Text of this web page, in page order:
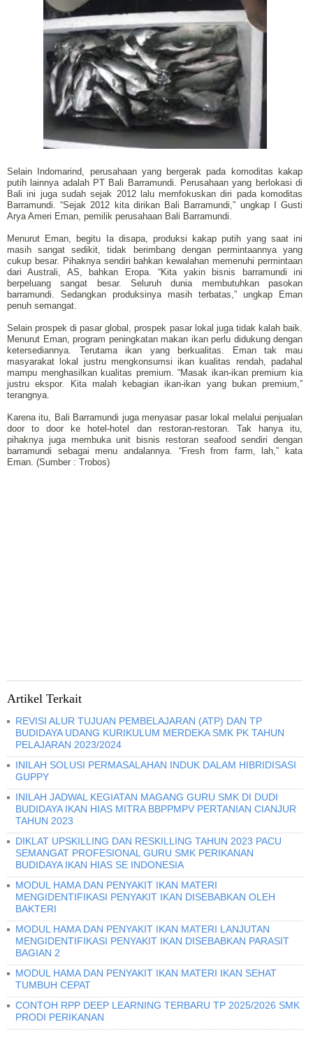
Selain Indomarind, perusahaan yang bergerak pada komoditas kakap
putih lainnya adalah PT Bali Barramundi. Perusahaan yang berlokasi di
Bali ini juga sudah sejak 2012 lalu memfokuskan diri pada komoditas
Barramundi. “Sejak 2012 kita dirikan Bali Barramundi,” ungkap I Gusti
Arya Ameri Eman, pemilik perusahaan Bali Barramundi.
Menurut Eman, begitu Ia disapa, produksi kakap putih yang saat ini
masih sangat sedikit, tidak berimbang dengan permintaannya yang
cukup besar. Pihaknya sendiri bahkan kewalahan memenuhi permintaan
dari Australi, AS, bahkan Eropa. “Kita yakin bisnis barramundi ini
berpeluang sangat besar. Seluruh dunia membutuhkan pasokan
barramundi. Sedangkan produksinya masih terbatas,” ungkap Eman
penuh semangat.
Selain prospek di pasar global, prospek pasar lokal juga tidak kalah baik.
Menurut Eman, program peningkatan makan ikan perlu didukung dengan
ketersediannya. Terutama ikan yang berkualitas. Eman tak mau
masyarakat lokal justru mengkonsumsi ikan kualitas rendah, padahal
mampu menghasilkan kualitas premium. “Masak ikan-ikan premium kia
justru ekspor. Kita malah kebagian ikan-ikan yang bukan premium,”
terangnya.
Karena itu, Bali Barramundi juga menyasar pasar lokal melalui penjualan
door to door ke hotel-hotel dan restoran-restoran. Tak hanya itu,
pihaknya juga membuka unit bisnis restoran seafood sendiri dengan
barramundi sebagai menu andalannya. “Fresh from farm, lah,” kata
Eman. (Sumber : Trobos)
Artikel Terkait
REVISI ALUR TUJUAN PEMBELAJARAN (ATP) DAN TP
BUDIDAYA UDANG KURIKULUM MERDEKA SMK PK TAHUN
PELAJARAN 2023/2024
INILAH SOLUSI PERMASALAHAN INDUK DALAM HIBRIDISASI
GUPPY
INILAH JADWAL KEGIATAN MAGANG GURU SMK DI DUDI
BUDIDAYA IKAN HIAS MITRA BBPPMPV PERTANIAN CIANJUR
TAHUN 2023
DIKLAT UPSKILLING DAN RESKILLING TAHUN 2023 PACU
SEMANGAT PROFESIONAL GURU SMK PERIKANAN
BUDIDAYA IKAN HIAS SE INDONESIA
MODUL HAMA DAN PENYAKIT IKAN MATERI
MENGIDENTIFIKASI PENYAKIT IKAN DISEBABKAN OLEH
BAKTERI
MODUL HAMA DAN PENYAKIT IKAN MATERI LANJUTAN
MENGIDENTIFIKASI PENYAKIT IKAN DISEBABKAN PARASIT
BAGIAN 2
MODUL HAMA DAN PENYAKIT IKAN MATERI IKAN SEHAT
TUMBUH CEPAT
CONTOH RPP DEEP LEARNING TERBARU TP 2025/2026 SMK
PRODI PERIKANAN